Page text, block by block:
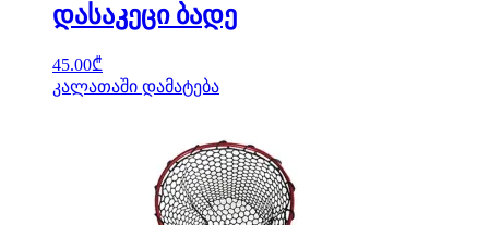
დასაკეცი ბადე
45.00₾
კალათაში დამატება